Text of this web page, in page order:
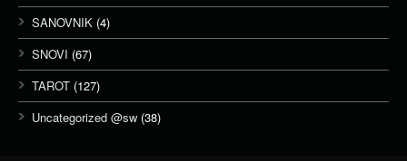
SANOVNIK (4)
SNOVI (67)
TAROT (127)
Uncategorized @sw (38)